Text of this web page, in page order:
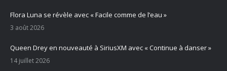
Flora Luna se révèle avec « Facile comme de l’eau »
3 août 2026
Queen Drey en nouveauté à SiriusXM avec « Continue à danser »
14 juillet 2026